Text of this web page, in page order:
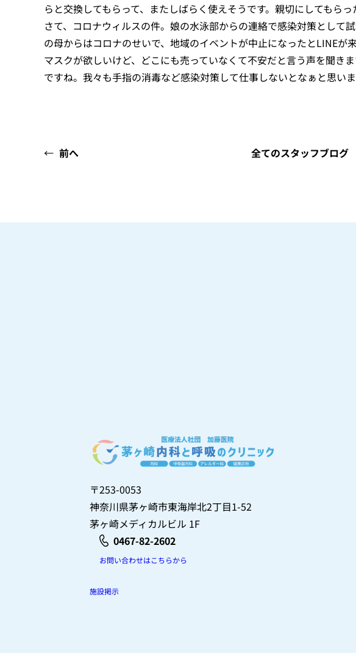
らと交換してもらって、またしばらく使えそうです。親切にしてもらっ
さて、コロナウィルスの件。娘の水泳部からの連絡で感染対策として
の母からはコロナのせいで、地域のイベントが中止になったとLINEが
マスクが欲しいけど、どこにも売っていなくて不安だと言う声を聞き
ですね。我々も手指の消毒など感染対策して仕事しないとなぁと思いま
← 前へ 全てのスタッフブログ
〒253-0053
神奈川県茅ヶ崎市東海岸北2丁目1-52
茅ヶ崎メディカルビル 1F
0467-82-2602
お問い合わせはこちらから
施設掲示